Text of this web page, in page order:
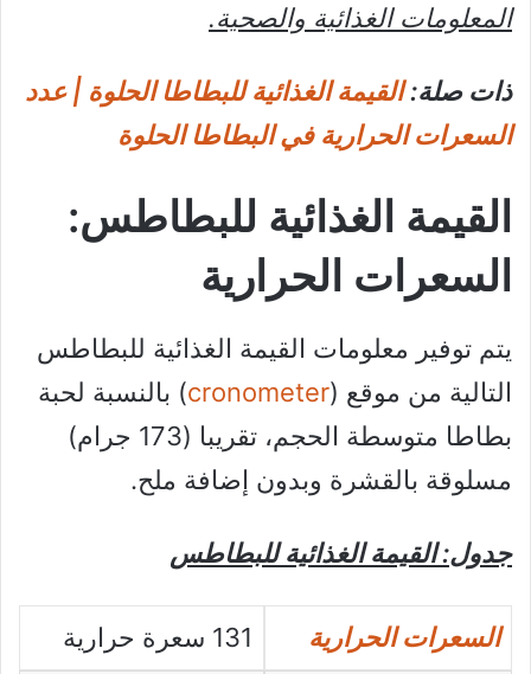
المعلومات الغذائية والصحية.
ذات صلة: القيمة الغذائية للبطاطا الحلوة | عدد
السعرات الحرارية في البطاطا الحلوة
القيمة الغذائية للبطاطس:
السعرات الحرارية
يتم توفير معلومات القيمة الغذائية للبطاطس
التالية من موقع (cronometer) بالنسبة لحبة
بطاطا متوسطة الحجم، تقريبا (173 جرام)
مسلوقة بالقشرة وبدون إضافة ملح.
جدول: القيمة الغذائية للبطاطس
السعرات الحرارية 131 سعرة حرارية